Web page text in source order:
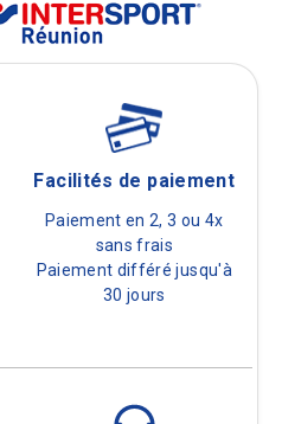
Facilités de paiement
Paiement en 2, 3 ou 4x
sans frais
Paiement différé jusqu'à
30 jours